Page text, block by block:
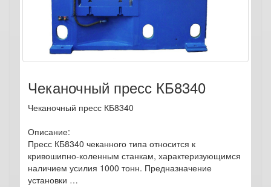
Чеканочный пресс КБ8340
Чеканочный пресс КБ8340
Описание:
Пресс КБ8340 чеканного типа относится к
кривошипно-коленным станкам, характеризующимся
наличием усилия 1000 тонн. Предназначение
установки …